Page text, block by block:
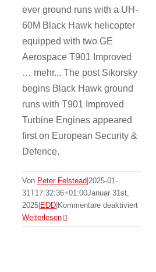
ever ground runs with a UH-
60M Black Hawk helicopter
equipped with two GE
Aerospace T901 Improved
… mehr... The post Sikorsky
begins Black Hawk ground
runs with T901 Improved
Turbine Engines appeared
first on European Security &
Defence.
Von Peter Felstead 2025-01-
31T17:32:36+01:00Januar 31st,
2025 EDD Kommentare deaktiviertfür
begins
Weiterlesen
Serco agrees to
acquire Northrop
Grumman’s MT&S